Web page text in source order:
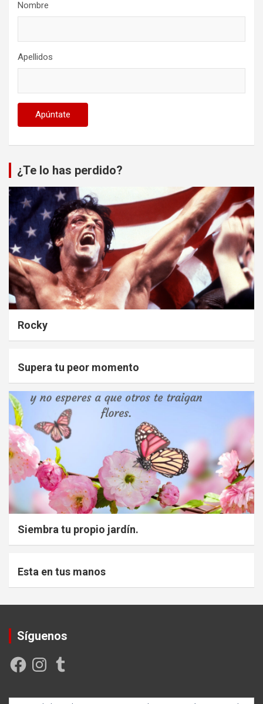
Nombre
Apellidos
¿Te lo has perdido?
Rocky
Supera tu peor momento
Siembra tu propio jardín.
Esta en tus manos
Síguenos
FacebookInstagramTumblr